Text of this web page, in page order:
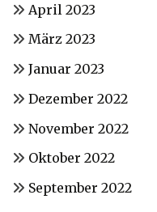
April 2023
März 2023
Januar 2023
Dezember 2022
November 2022
Oktober 2022
September 2022